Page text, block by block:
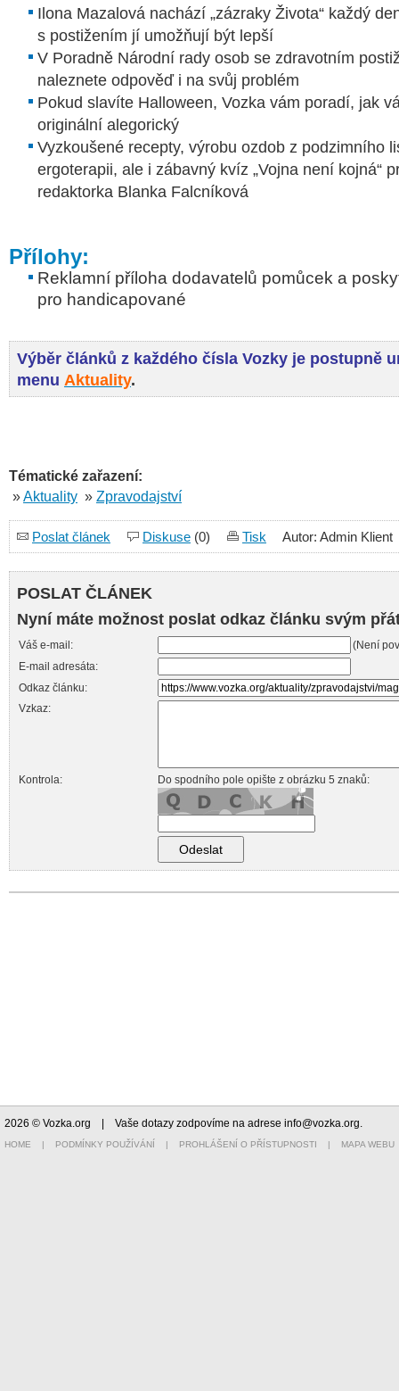
Ilona Mazalová nachází „zázraky Života“ každý
s postižením jí umožňují být lepší
V Poradně Národní rady osob se zdravotním
naleznete odpověď i na svůj problém
Pokud slavíte Halloween, Vozka vám poradí, jak
originální alegorický
Vyzkoušené recepty, výrobu ozdob z podzimního
ergoterapii, ale i zábavný kvíz „Vojna není kojná“
redaktorka Blanka Falcníková
Přílohy:
Reklamní příloha dodavatelů pomůcek a
pro handicapované
Výběr článků z každého čísla Vozky je postupně
menu Aktuality.
Tématické zařazení:
»Aktuality » Zpravodajství
Poslat článek Diskuse (0) Tisk Autor: Admin Klient
POSLAT ČLÁNEK
Nyní máte možnost poslat odkaz článku svým
Váš e-mail:
(Není
E-mail adresáta:
Odkaz článku:
Vzkaz:
Kontrola: Do spodního pole opište z obrázku 5 znaků:
2026 © Vozka.org | Vaše dotazy zodpovíme na adrese info@vozka.org.
HOME | PODMÍNKY POUŽÍVÁNÍ | PROHLÁŠENÍ O PŘÍSTUPNOSTI | MAPA WEBU